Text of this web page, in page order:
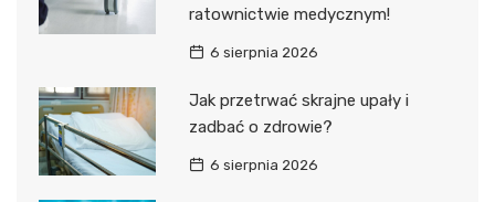
ratownictwie medycznym!
6 sierpnia 2026
Jak przetrwać skrajne upały i
zadbać o zdrowie?
6 sierpnia 2026